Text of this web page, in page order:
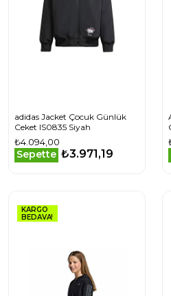
adidas Jacket Çocuk Günlük
Ceket IS0835 Siyah
₺4.094,00
Sepette ₺3.971,19
KARGO
BEDAVA!